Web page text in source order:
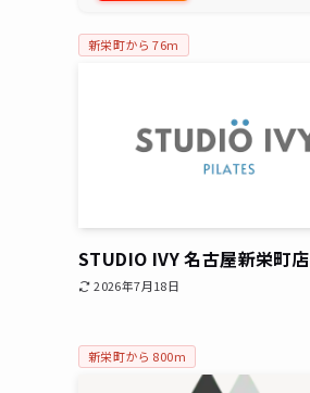
新栄町から 76m
STUDIO IVY 名古屋新栄町店
2026年7月18日
新栄町から 800m